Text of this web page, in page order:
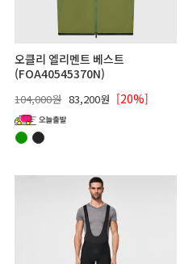
오클리 엘리멘트 베스트
(FOA40545370N)
104,000원 83,200원 [20%]